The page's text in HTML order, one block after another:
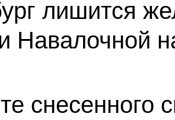
лишится
Навалочной
снесенного